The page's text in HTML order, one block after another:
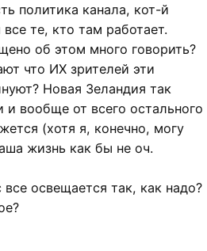
политика канала, кот-й
те, кто там работает.
об этом много говорить?
что ИХ зрителей эти
Новая Зеландия так
и вообще от всего остального
(хотя я, конечно, могу
жизнь как бы не оч.
освещается так, как надо?